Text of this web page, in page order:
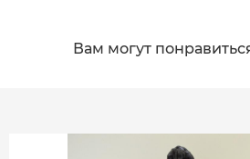
Вам могут